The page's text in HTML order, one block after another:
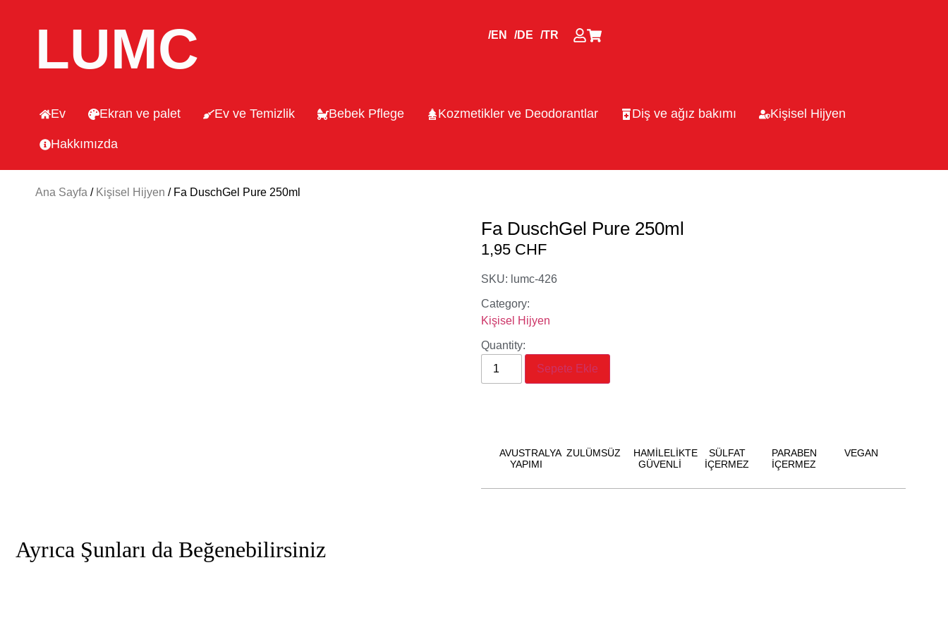
LUMC /EN /DE /TR
Ev Ekran ve palet Ev ve Temizlik Bebek Pflege Kozmetikler ve Deodorantlar Diş ve ağız bakımı Kişisel Hijyen
Hakkımızda
Ana Sayfa / Kişisel Hijyen / Fa DuschGel Pure 250ml
Fa DuschGel Pure 250ml
1,95 CHF
SKU: lumc-426
Category:
Kişisel Hijyen
Quantity:
Sepete Ekle
AVUSTRALYA
YAPIMI
ZULÜMSÜZ
HAMİLELİKTE
GÜVENLİ
SÜLFAT
İÇERMEZ
PARABEN
İÇERMEZ
VEGAN
Ayrıca Şunları da Beğenebilirsiniz